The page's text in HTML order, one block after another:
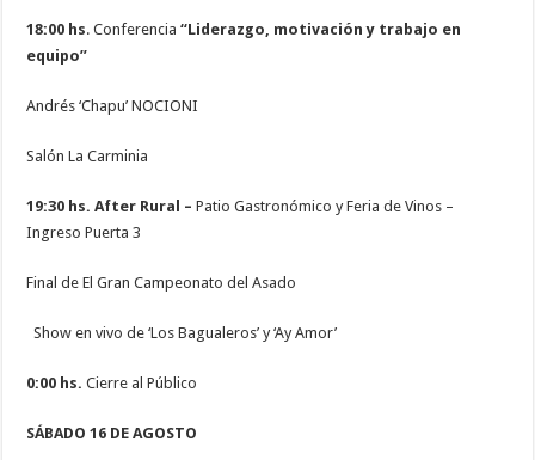
18:00 hs. Conferencia“Liderazgo, motivación y trabajo en
equipo”
Andrés ‘Chapu’ NOCIONI
Salón La Carminia
19:30 hs. After Rural – Patio Gastronómico y Feria de Vinos –
Ingreso Puerta 3
Final de El Gran Campeonato del Asado
Show en vivo de ‘Los Bagualeros’ y ‘Ay Amor’
0:00 hs. Cierre al Público
SÁBADO 16 DE AGOSTO